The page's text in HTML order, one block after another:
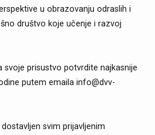
u obrazovanju odraslih i
društvo koje učenje i razvoj
svoje prisustvo potvrdite najkasnije
putem emaila info@dvv-
svim prijavljenim